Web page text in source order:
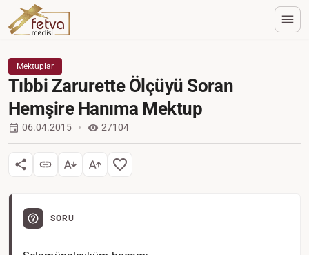
Mektuplar
Tıbbi Zarurette Ölçüyü Soran
Hemşire Hanıma Mektup
06.04.2015 27104
SORU